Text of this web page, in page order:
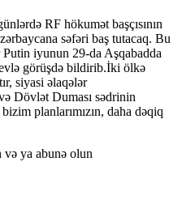
RF hökumət başçısının
səfəri baş tutacaq. Bu
iyunun 29-da Aşqabadda
görüşdə bildirib.İki ölkə
siyasi əlaqələr
Dövlət Duması sədrinin
planlarımızın, daha dəqiq
ya abunə olun